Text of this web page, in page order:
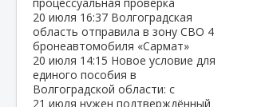
20 июля 16:37 Волгоградская
область отправила в зону СВО 4
бронеавтомобиля «Сармат»
20 июля 14:15 Новое условие для
единого пособия в
Волгоградской области: с
21 июля нужен подтверждённый